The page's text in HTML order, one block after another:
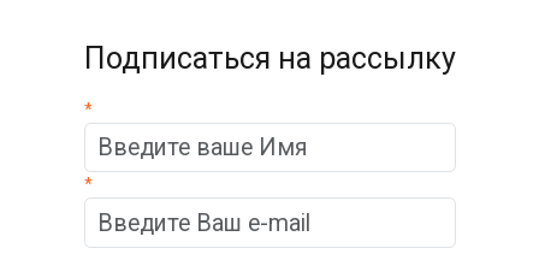
Подписаться на рассылку
*
*